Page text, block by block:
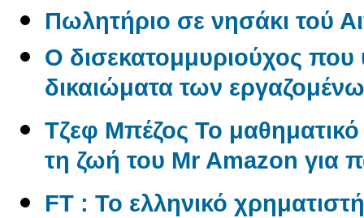
Πωλητήριο σε νησάκι τού
O δισεκατομμυριούχος που
δικαιώματα των
Tζεφ Μπέζος Το
τη ζωή του Mr Amazon για
FT : Το ελληνικό